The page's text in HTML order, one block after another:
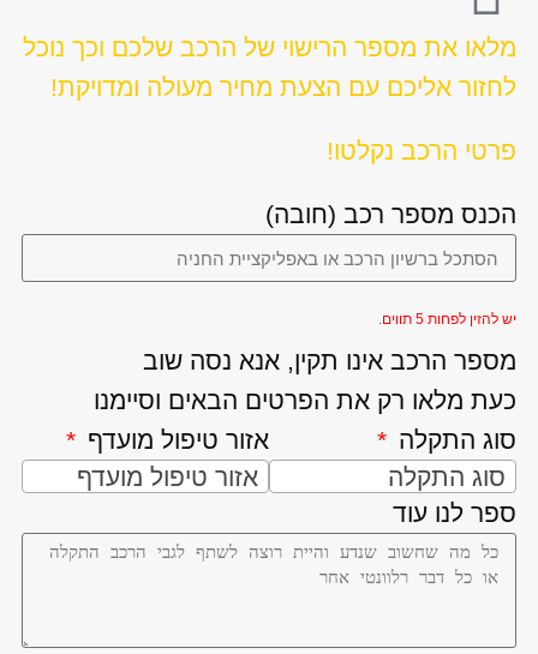
מלאו את מספר הרישוי של הרכב שלכם וכך נוכל
לחזור אליכם עם הצעת מחיר מעולה ומדויקת!
פרטי הרכב נקלטו!
הכנס מספר רכב (חובה)
יש להזין לפחות 5 תווים.
מספר הרכב אינו תקין, אנא נסה שוב
כעת מלאו רק את הפרטים הבאים וסיימנו
סוג התקלה
סוג התקלה
אזור טיפול מועדף
אזור טיפול מועדף
ספר לנו עוד